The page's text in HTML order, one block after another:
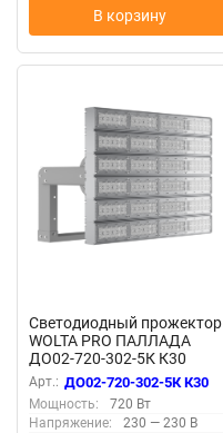
В корзину
Светодиодный прожектор
WOLTA PRO ПАЛЛАДА
ДО02-720-302-5К К30
Прозрачный
Арт.: ДО02-720-302-5К К30
Мощность:
720 Вт
Напряжение:
230 — 230 В